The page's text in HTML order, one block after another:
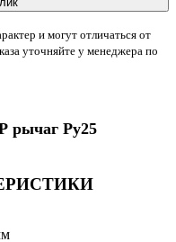
и могут отличаться от
уточняйте у менеджера по
рычаг Ру25